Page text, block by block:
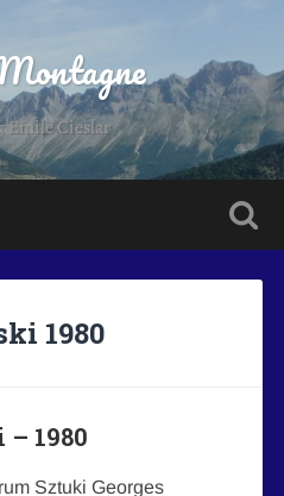
Emile Cieslar
1980
1980
Sztuki Georges